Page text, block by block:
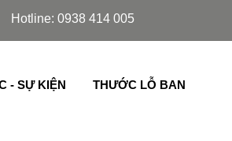
lật thế hệ mới nhập khẩu ..
Hotline: 0938 414 005
- SỰ KIỆN THƯỚC LỖ BAN